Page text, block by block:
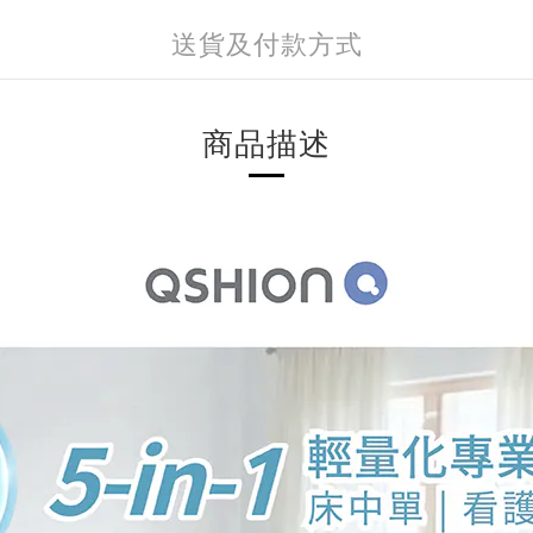
送貨及付款方式
商品描述